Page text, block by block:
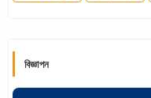
বিজ্ঞাপন